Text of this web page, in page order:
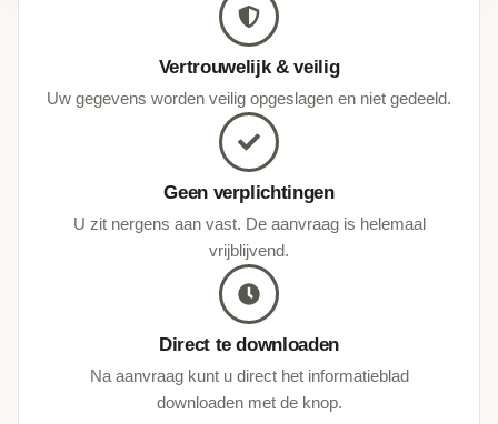
Vertrouwelijk & veilig
Uw gegevens worden veilig opgeslagen en niet gedeeld.
Geen verplichtingen
U zit nergens aan vast. De aanvraag is helemaal
vrijblijvend.
Direct te downloaden
Na aanvraag kunt u direct het informatieblad
downloaden met de knop.